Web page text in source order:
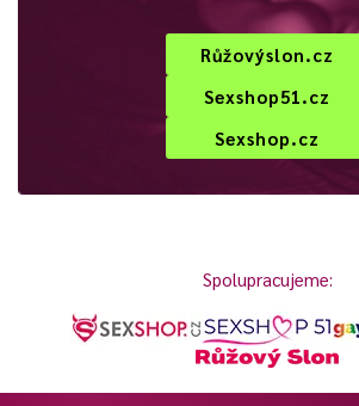
Růžovýslon.cz
Sexshop51.cz
Sexshop.cz
Spolupracujeme: